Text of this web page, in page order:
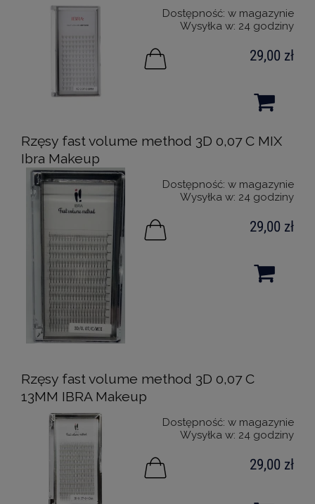
Dostępność: w magazynie
Wysyłka w: 24 godziny
29,00 zł
Rzęsy fast volume method 3D 0,07 C MIX
Ibra Makeup
Dostępność: w magazynie
Wysyłka w: 24 godziny
29,00 zł
Rzęsy fast volume method 3D 0,07 C
13MM IBRA Makeup
Dostępność: w magazynie
Wysyłka w: 24 godziny
29,00 zł